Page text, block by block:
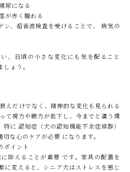
尿になる
が赤く腫れる
ン、超音波検査を受けることで、 病気の
、日頃の小さな変化にも気を配ること
ょう。
えだけでなく、精神的な変化も見られる
て視力や聴力が低下し、今までと違う環
に 認知症（犬の認知機能不全症候群）
な心のケアが必要 になります。
ポイント
抑えることが重要 です。家具の配置を
に変えると、シニア犬はストレスを感じ